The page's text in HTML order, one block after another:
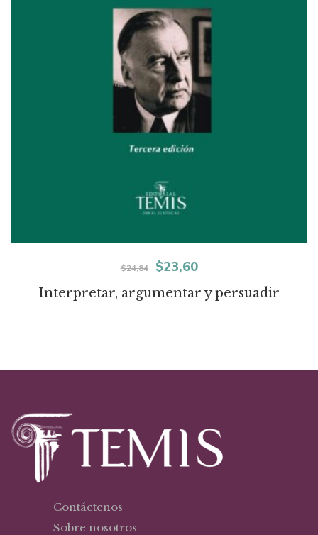
Interpretar, argumentar y persuadir
$24,84
El
precio
$24,84.
$23,60El
precio
$23,60.
Contáctenos
Sobre nosotros